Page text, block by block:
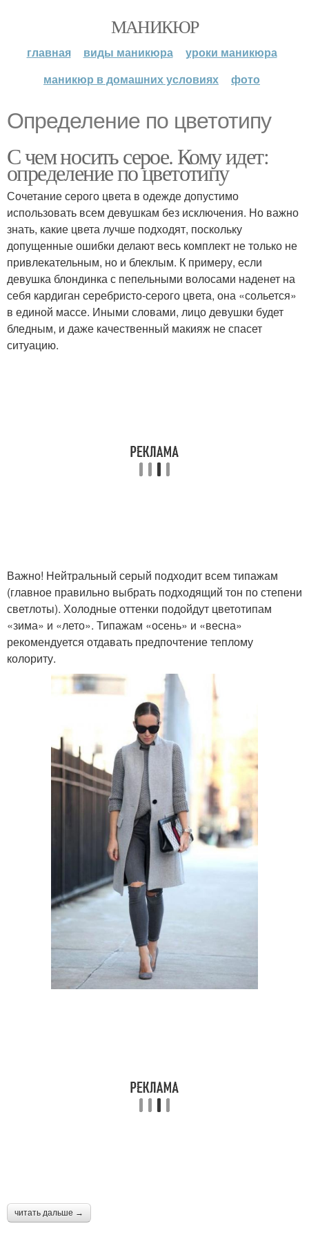
МАНИКЮР
главная виды маникюра
уроки маникюра
маникюр в домашних условиях
фото
Определение по цветотипу
С чем носить серое. Кому идет:
определение по цветотипу
Сочетание серого цвета в одежде допустимо
использовать всем девушкам без исключения. Но важно
знать, какие цвета лучше подходят, поскольку
допущенные ошибки делают весь комплект не только не
привлекательным, но и блеклым. К примеру, если
девушка блондинка с пепельными волосами наденет на
себя кардиган серебристо-серого цвета, она «сольется»
в единой массе. Иными словами, лицо девушки будет
бледным, и даже качественный макияж не спасет
ситуацию.
Важно! Нейтральный серый подходит всем типажам
(главное правильно выбрать подходящий тон по степени
светлоты). Холодные оттенки подойдут цветотипам
«зима» и «лето». Типажам «осень» и «весна»
рекомендуется отдавать предпочтение теплому
колориту.
читать дальше →